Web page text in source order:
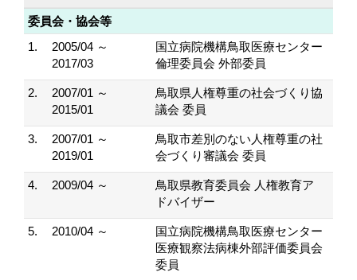
委員会・協会等
1.
2005/04 ～
2017/03
国立病院機構鳥取医療センター
倫理委員会 外部委員
2.
2007/01 ～
2015/01
鳥取県人権尊重の社会づくり協
議会 委員
3.
2007/01 ～
2019/01
鳥取市差別のない人権尊重の社
会づくり審議会 委員
4. 2009/04 ～
鳥取県教育委員会 人権教育ア
ドバイザー
5. 2010/04 ～
国立病院機構鳥取医療センター
医療観察法病棟外部評価委員会
委員